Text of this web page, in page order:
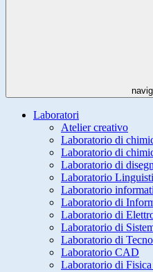
Laboratori
Atelier creativo
Laboratorio di
Laboratorio di
Laboratorio di
Laboratorio
Laboratorio
Laboratorio di
Laboratorio di
Laboratorio di
Laboratorio di
Laboratorio CAD
Laboratorio di